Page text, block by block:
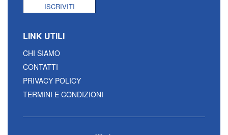
ISCRIVITI
LINK UTILI
CHI SIAMO
CONTATTI
PRIVACY POLICY
TERMINI E CONDIZIONI